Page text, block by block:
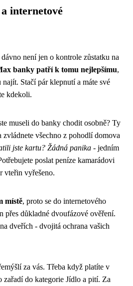
internetové
není jen o kontrole zůstatku na
banky patří k tomu nejlepšímu,
najít. Stačí pár klepnutí a máte své
kdekoli.
museli do banky chodit osobně? Ty
zvládnete všechno z pohodlí domova
jste kartu? Žádná panika - jedním
poslat peníze kamarádovi
vteřin vyřešeno.
místě, proto se do internetového
přes důkladné dvoufázové ověření.
dveřích - dvojitá ochrana vašich
za vás. Třeba když platíte v
zařadí do kategorie Jídlo a pití. Za